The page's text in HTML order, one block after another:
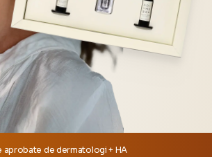
aprobate de dermatologi + HA